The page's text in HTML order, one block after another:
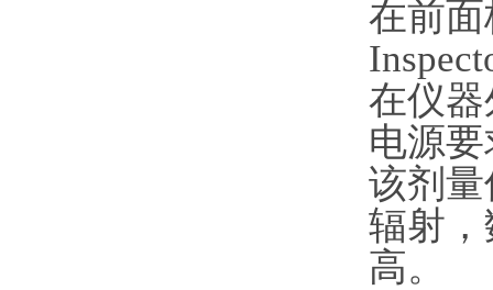
在前
在仪
电源
该剂
辐射
高。